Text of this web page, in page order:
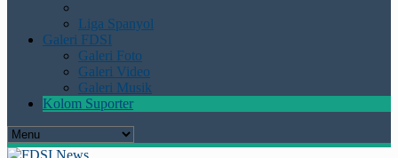
Liga Spanyol
Galeri FDSI
Galeri Foto
Galeri Video
Galeri Musik
Kolom Suporter